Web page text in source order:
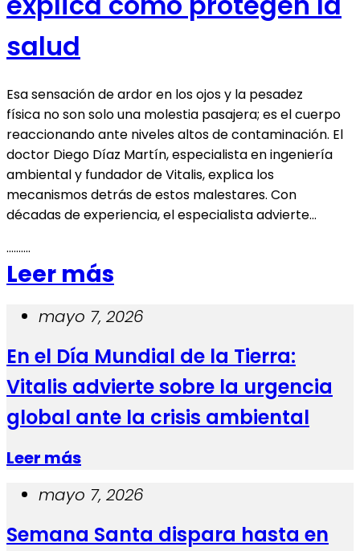
salud
Esa sensación de ardor en los ojos y la pesadez
física no son solo una molestia pasajera; es el cuerpo
reaccionando ante niveles altos de contaminación. El
doctor Diego Díaz Martín, especialista en ingeniería
ambiental y fundador de Vitalis, explica los
mecanismos detrás de estos malestares. Con
décadas de experiencia, el especialista advierte…
..........
Leer más
mayo 7, 2026
En el Día Mundial de la Tierra:
Vitalis advierte sobre la urgencia
global ante la crisis ambiental
Leer más
mayo 7, 2026
Semana Santa dispara hasta en